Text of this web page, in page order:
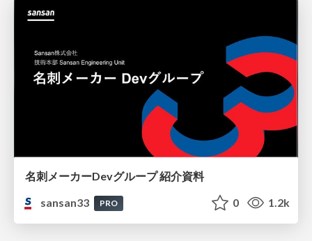
名刺メーカーDevグループ 紹介資料
sansan33
PRO 0 1.2k